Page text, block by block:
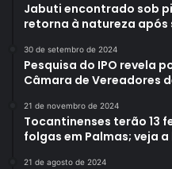
Jabuti encontrado sob
retorna à natureza
30 de setembro de 2024
Pesquisa do IPO revela
Câmara de Vereadores
21 de novembro de 2024
Tocantinenses terão 13
folgas em Palmas; veja
21 de agosto de 2024